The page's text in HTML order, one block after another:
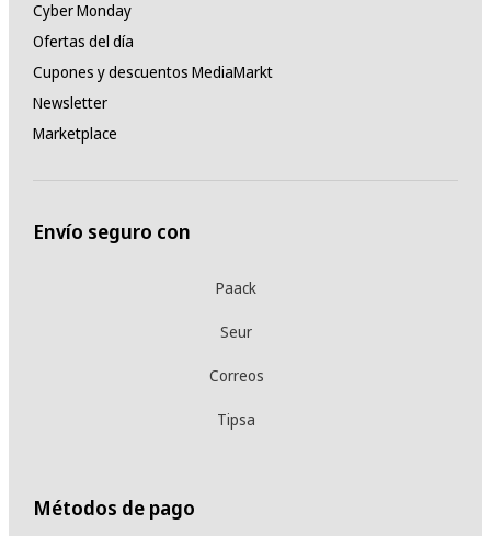
Cyber Monday
Ofertas del día
Cupones y descuentos MediaMarkt
Newsletter
Marketplace
Envío seguro con
Paack
Seur
Correos
Tipsa
Métodos de pago